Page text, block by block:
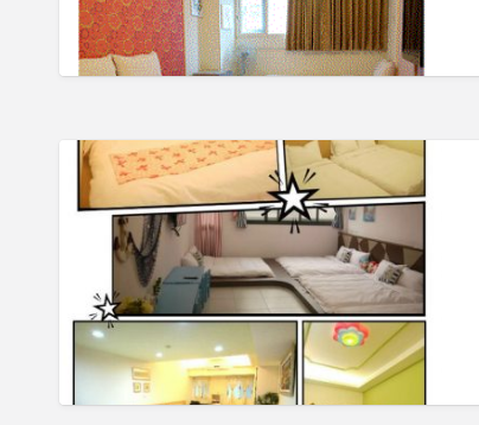
超
级
限
优
惠
项
目//Booking
年
一
安
雕
音